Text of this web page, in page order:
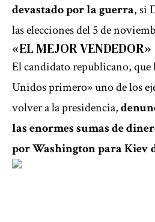
devastado por la guerra, si
las elecciones del 5 de
«EL MEJOR VENDEDOR»
El candidato republicano, que
Unidos primero» uno de los
volver a la presidencia,
las enormes sumas de
por Washington para Kiev